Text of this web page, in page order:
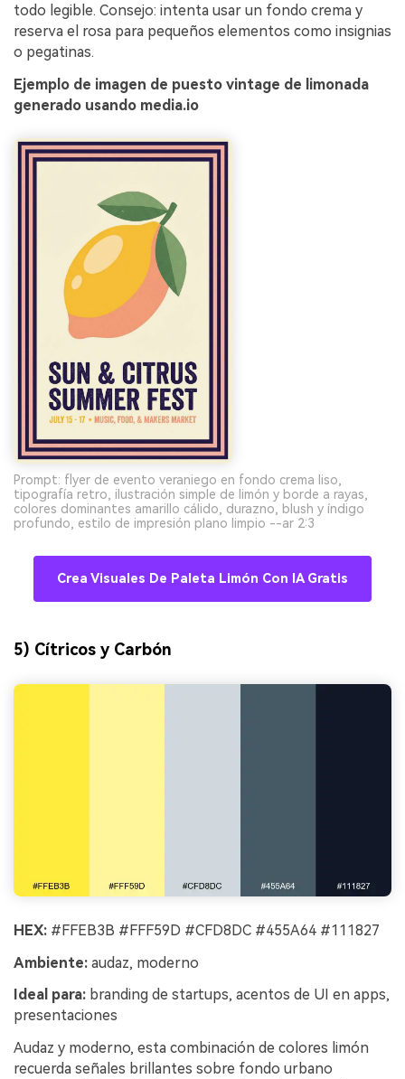
todo legible. Consejo: intenta usar un fondo crema y
reserva el rosa para pequeños elementos como insignias
o pegatinas.
Ejemplo de imagen de puesto vintage de limonada
generado usando media.io
Prompt: flyer de evento veraniego en fondo crema liso,
tipografía retro, ilustración simple de limón y borde a rayas,
colores dominantes amarillo cálido, durazno, blush y índigo
profundo, estilo de impresión plano limpio --ar 2:3
Crea Visuales De Paleta Limón Con IA Gratis
5) Cítricos y Carbón
HEX: #FFEB3B #FFF59D #CFD8DC #455A64 #111827
Ambiente: audaz, moderno
Ideal para: branding de startups, acentos de UI en apps,
presentaciones
Audaz y moderno, esta combinación de colores limón
recuerda señales brillantes sobre fondo urbano